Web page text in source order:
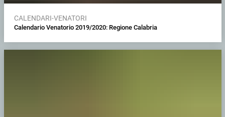
CALENDARI-VENATORI
Calendario Venatorio 2019/2020: Regione Calabria